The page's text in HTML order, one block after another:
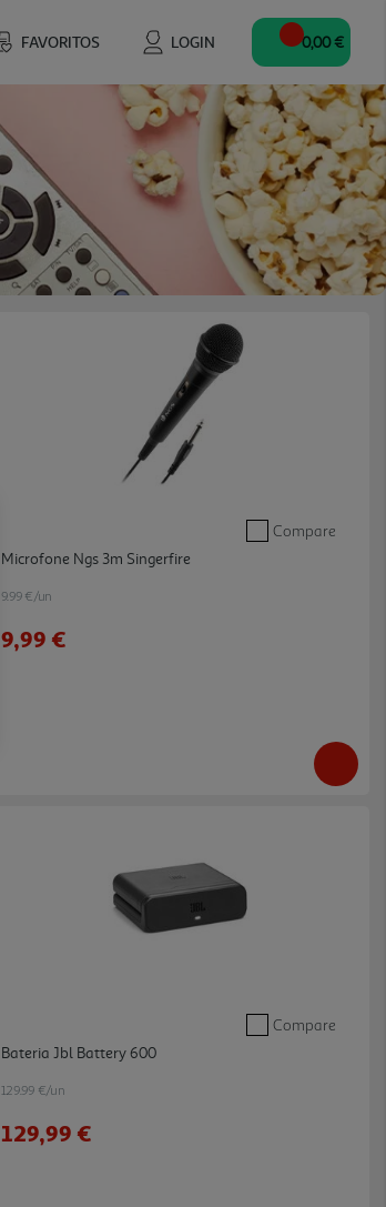
FAVORITOS LOGIN 0,00 €
Compare
Microfone Ngs 3m Singerfire
9.99 €/un
9,99 €
Compare
Bateria Jbl Battery 600
129.99 €/un
129,99 €